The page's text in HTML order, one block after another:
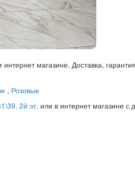
магазине. Доставка,
, Розовые
2й эт. или в интернет магазине с